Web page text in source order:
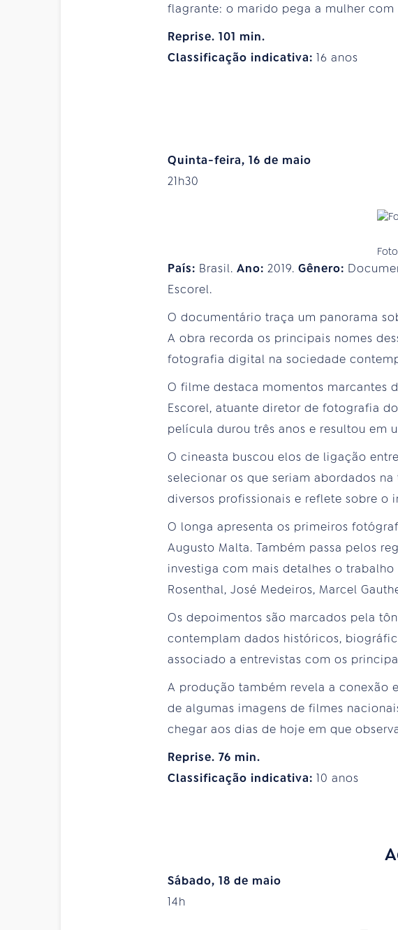
flagrante: o marido pega a mulher
Reprise. 101 min.
Classificação indicativa: 16 anos
Quinta-feira, 16 de maio
21h30
País: Brasil. Ano: 2019. Gênero:
Escorel.
O documentário traça um panorama
A obra recorda os principais nomes
fotografia digital na sociedade
O filme destaca momentos marcantes
Escorel, atuante diretor de fotografia
película durou três anos e resultou em
O cineasta buscou elos de ligação
selecionar os que seriam abordados
diversos profissionais e reflete sobre
O longa apresenta os primeiros
Augusto Malta. Também passa pelos
investiga com mais detalhes o
Rosenthal, José Medeiros, Marcel
Os depoimentos são marcados pela
contemplam dados históricos,
associado a entrevistas com os
A produção também revela a conexão
de algumas imagens de filmes
chegar aos dias de hoje em que
Reprise. 76 min.
Classificação indicativa: 10 anos
Sábado, 18 de maio
14h